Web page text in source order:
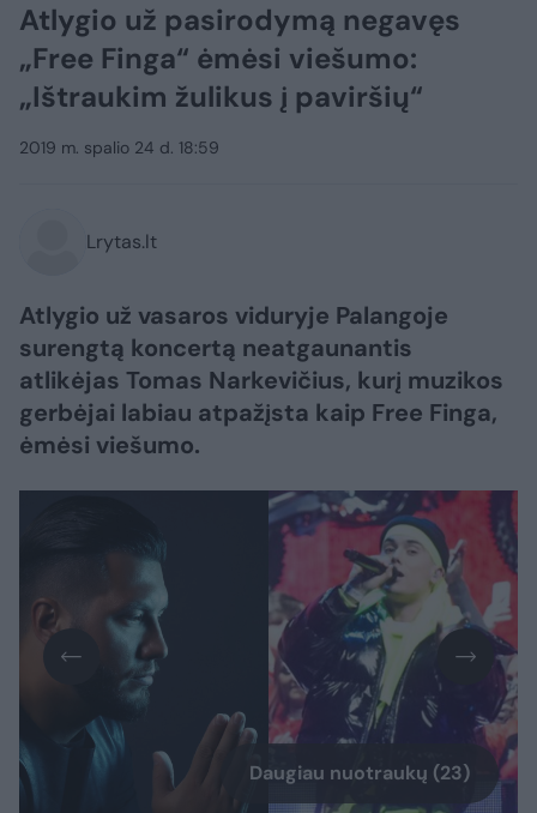
Atlygio už pasirodymą negavęs
„Free Finga“ ėmėsi viešumo:
„Ištraukim žulikus į paviršių“
2019 m. spalio 24 d. 18:59
Lrytas.lt
Atlygio už vasaros viduryje Palangoje
surengtą koncertą neatgaunantis
atlikėjas Tomas Narkevičius, kurį muzikos
gerbėjai labiau atpažįsta kaip Free Finga,
ėmėsi viešumo.
Daugiau nuotraukų (23)